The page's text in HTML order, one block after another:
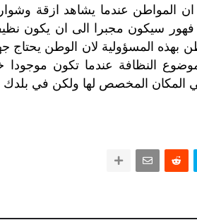
ان المواطن عندما يشاهد ازقة
فهور سيكون مجبرا الى ان يكون
بهذه المسؤولية لان الوطن يحتاج
النظافة عندما تكون موجودا
المكان المخصص لها ولكن في بلدك